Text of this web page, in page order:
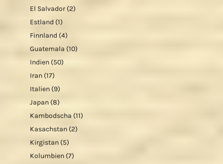
El Salvador (2)
Estland (1)
Finnland (4)
Guatemala (10)
Indien (50)
Iran (17)
Italien (9)
Japan (8)
Kambodscha (11)
Kasachstan (2)
Kirgistan (5)
Kolumbien (7)